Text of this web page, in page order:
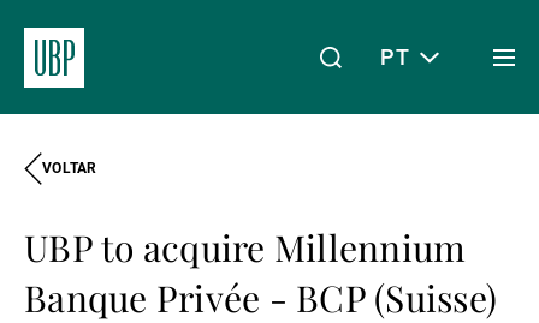
Acerca da UBP
PT
VOLTAR
UBP to acquire Millennium
Banque Privée - BCP (Suisse)